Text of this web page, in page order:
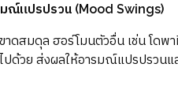
มณ์แปรปรวน (Mood Swings)
ขาดสมดุล ฮอร์โมนตัวอื่น เช่น โด
ด้วย ส่งผลให้อารมณ์แปรปรวนแ